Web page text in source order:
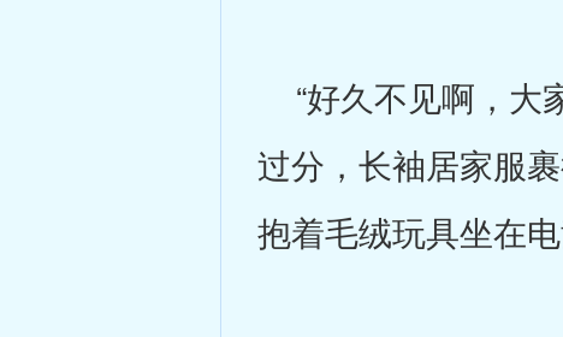
“好久不见啊，大
过分，长袖居家服
抱着毛绒玩具坐在